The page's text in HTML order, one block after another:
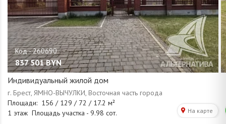
837 501 BYN
Индивидуальный жилой дом